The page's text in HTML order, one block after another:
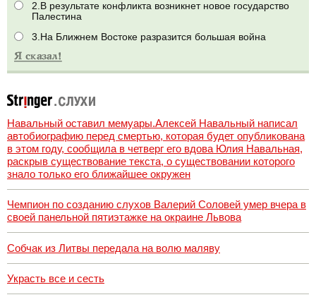
2.В результате конфликта возникнет новое государство
Палестина
3.На Ближнем Востоке разразится большая война
Навальный оставил мемуары.Алексей Навальный написал
автобиографию перед смертью, которая будет опубликована
в этом году, сообщила в четверг его вдова Юлия Навальная,
раскрыв существование текста, о существовании которого
знало только его ближайшее окружен
Чемпион по созданию слухов Валерий Соловей умер вчера в
своей панельной пятиэтажке на окраине Львова
Собчак из Литвы передала на волю маляву
Украсть все и сесть